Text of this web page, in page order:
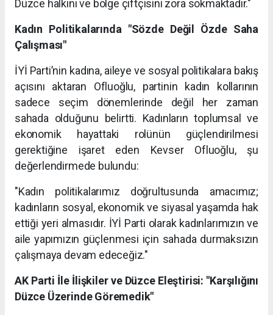
Düzce halkını ve bölge çiftçisini zora sokmaktadır."
Kadın Politikalarında "Sözde Değil Özde Saha
Çalışması"
İYİ Parti’nin kadına, aileye ve sosyal politikalara bakış
açısını aktaran Ofluoğlu, partinin kadın kollarının
sadece seçim dönemlerinde değil her zaman
sahada olduğunu belirtti. Kadınların toplumsal ve
ekonomik hayattaki rolünün güçlendirilmesi
gerektiğine işaret eden Kevser Ofluoğlu, şu
değerlendirmede bulundu:
"Kadın politikalarımız doğrultusunda amacımız;
kadınların sosyal, ekonomik ve siyasal yaşamda hak
ettiği yeri almasıdır. İYİ Parti olarak kadınlarımızın ve
aile yapımızın güçlenmesi için sahada durmaksızın
çalışmaya devam edeceğiz."
AK Parti İle İlişkiler ve Düzce Eleştirisi: "Karşılığını
Düzce Üzerinde Göremedik"